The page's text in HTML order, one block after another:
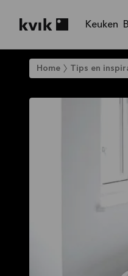
Keuken
Home Tips en